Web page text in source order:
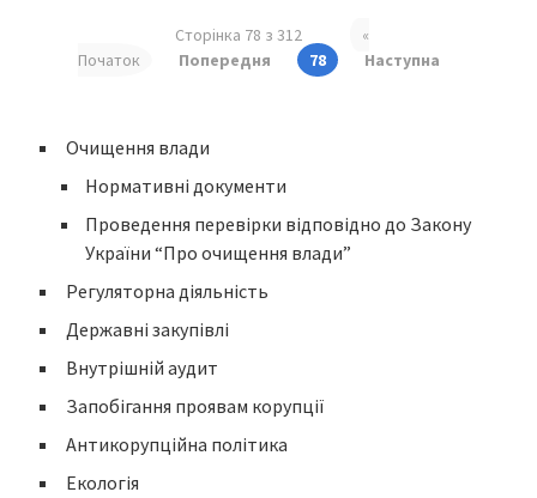
Сторінка 78 з 312
«
Початок
Попередня 78 Наступна
Очищення влади
Нормативні документи
Проведення перевірки відповідно до Закону
України “Про очищення влади”
Регуляторна діяльність
Державні закупівлі
Внутрішній аудит
Запобігання проявам корупції
Антикорупційна політика
Екологія